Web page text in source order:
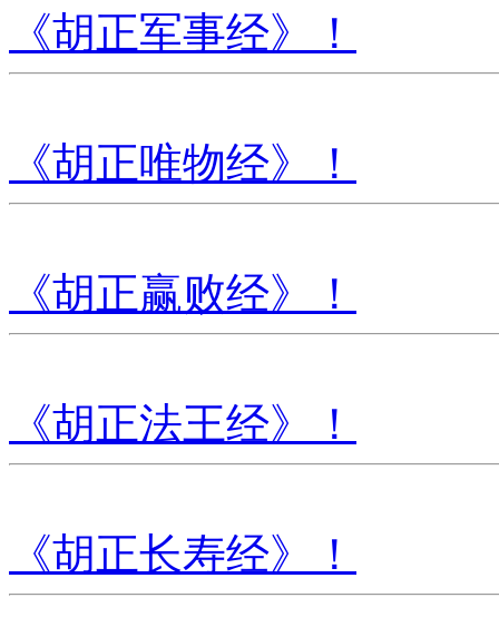
《胡正军事经》！
《胡正唯物经》！
《胡正赢败经》！
《胡正法王经》！
《胡正长寿经》！